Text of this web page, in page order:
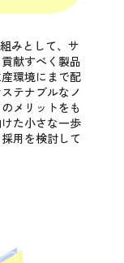
みとして、サ
献すべく製品
環境にまで配
テナブルなノ
メリットをも
た小さな一歩
用を検討して